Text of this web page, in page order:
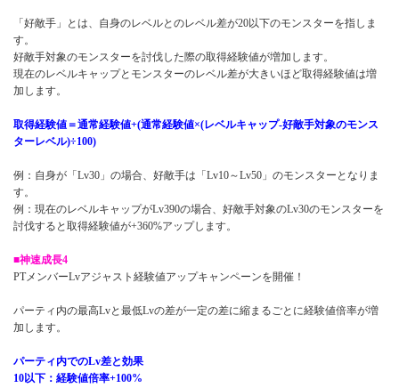
「好敵手」とは、自身のレベルとのレベル差が20以下のモンスターを指しま
す。
好敵手対象のモンスターを討伐した際の取得経験値が増加します。
現在のレベルキャップとモンスターのレベル差が大きいほど取得経験値は増
加します。
取得経験値＝通常経験値+(通常経験値×(レベルキャップ-好敵手対象のモンス
ターレベル)÷100)
例：自身が「Lv30」の場合、好敵手は「Lv10～Lv50」のモンスターとなりま
す。
例：現在のレベルキャップがLv390の場合、好敵手対象のLv30のモンスターを
討伐すると取得経験値が+360%アップします。
■神速成長4
PTメンバーLvアジャスト経験値アップキャンペーンを開催！
パーティ内の最高Lvと最低Lvの差が一定の差に縮まるごとに経験値倍率が増
加します。
パーティ内でのLv差と効果
10以下：経験値倍率+100%